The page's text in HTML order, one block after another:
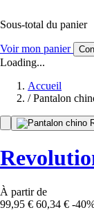
Sous-total du panier
Voir mon panier
Loading...
Accueil
/ Pantalon
À partir de
99,95 € 60,34 € -